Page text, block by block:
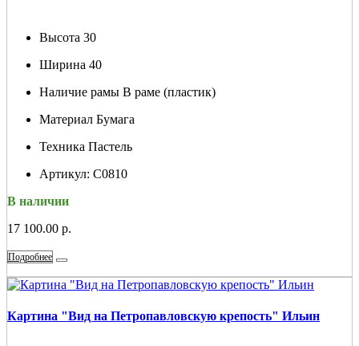
Высота 30
Ширина 40
Наличие рамы В раме (пластик)
Материал Бумага
Техника Пастель
Артикул: С0810
В наличии
17 100.00 р.
Подробнее
Картина "Вид на Петропавловскую крепость" Ильин